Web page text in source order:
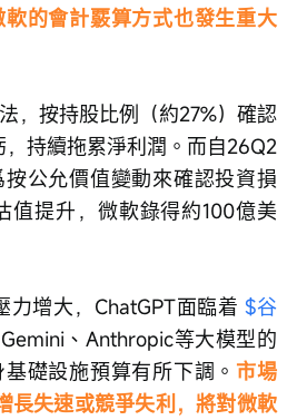
的會計覈算方式也發生重大
，按持股比例（約27%）確認
持續拖累淨利潤。而自26Q2
公允價值變動來確認投資損
值提升，微軟錄得約100億美
力增大，ChatGPT面臨着 $谷
Gemini、Anthropic等大模型的
礎設施預算有所下調。 市場
長失速或競爭失利，將對微軟